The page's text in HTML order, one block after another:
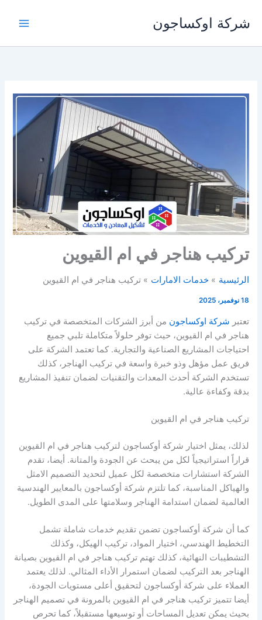
المحتوى
شركة اوكساجون
تركيب هناجر في ام القيوين
الرئيسية خدمات الامارات تركيب هناجر في ام القيوين
18 نوفمبر، 2025
تعتبر شركة اوكساجون من أبرز الشركات المتخصصة في تركيب
هناجر في ام القيوين، حيث توفر حلولاً متكاملة تلبي جميع
احتياجات المشاريع الصناعية والتجارية. كما تعتمد الشركة على
فريق عمل مؤهل وذو خبرة واسعة في تركيب الهناجر، كذلك
تستخدم الشركة أحدث المعدات والتقنيات لضمان تنفيذ المشاريع
بدقة وكفاءة عالية.
تركيب هناجر في ام القيوين
لذلك، يمثل اختيار شركة أوكساجون لتركيب هناجر في ام القيوين
قراراً استراتيجياً لكل من يبحث عن الجودة والمتانة. أيضا، تقدم
الشركة استشارات متخصصة لكل عميل لتحديد التصميم الامثل
والهياكل المناسبة، كما تلتزم شركة أوكساجون بالمعايير الهندسية
العالمية لضمان استدامة الهناجر وسلامتها على المدى الطويل.
كما أن شركة أوكساجون تضمن تقديم خدمات شاملة تشمل
التخطيط الهندسي، اختيار المواد، تركيب الهيكل، وكذلك
التشطيبات النهائية، كذلك تهتم تركيب هناجر في ام القيوين بصيانة
الهناجر بعد التركيب لضمان استمرار الأداء المثالي. لذلك يعتمد
العملاء على شركة أوكساجون لتحقيق أعلى مستويات الجودة،
أيضا تتميز تركيب هناجر في ام القيوين بالمرونة في تصميم الهناجر
بحيث يمكن تعديل المساحات أو توسيعها مستقبلاً، كما تحرص